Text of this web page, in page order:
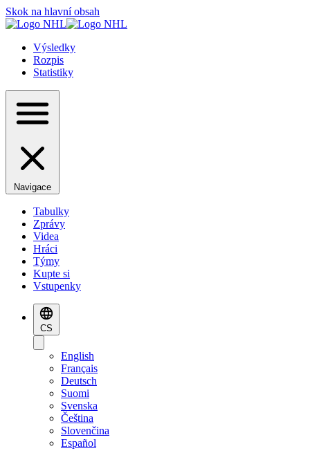
Skok na hlavní obsah
Výsledky
Rozpis
Statistiky
Navigace
Tabulky
Zprávy
Videa
Hráci
Týmy
Kupte si
Vstupenky
CS
English
Français
Deutsch
Suomi
Svenska
Čeština
Slovenčina
Español